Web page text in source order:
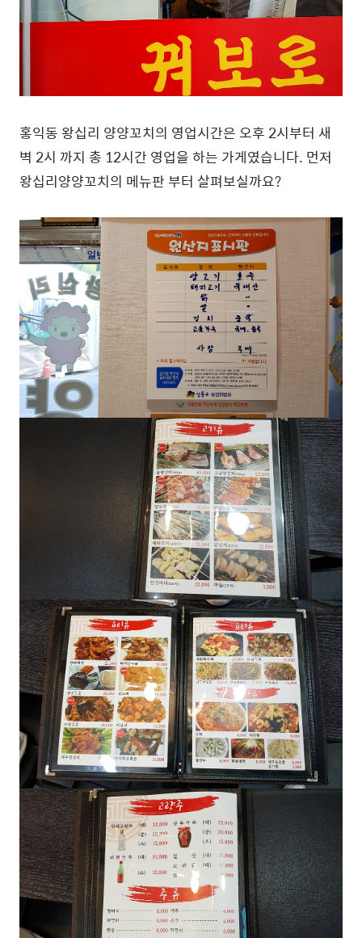
홍익동 왕십리 양양꼬치의 영업시간은 오후 2시부터 새
벽 2시 까지 총 12시간 영업을 하는 가게였습니다. 먼저
왕십리양양꼬치의 메뉴판 부터 살펴보실까요?